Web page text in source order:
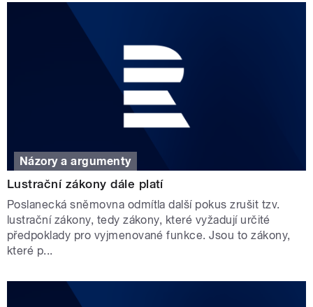
Názory a argumenty
Lustrační zákony dále platí
Poslanecká sněmovna odmítla další pokus zrušit tzv.
lustrační zákony, tedy zákony, které vyžadují určité
předpoklady pro vyjmenované funkce. Jsou to zákony,
které p...